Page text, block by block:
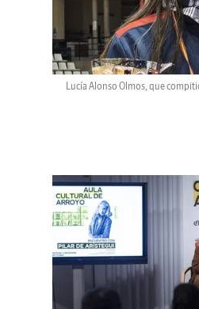
Lucía Alonso Olmos, que